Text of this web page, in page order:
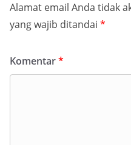
Alamat email Anda tidak
yang wajib ditandai *
Komentar*